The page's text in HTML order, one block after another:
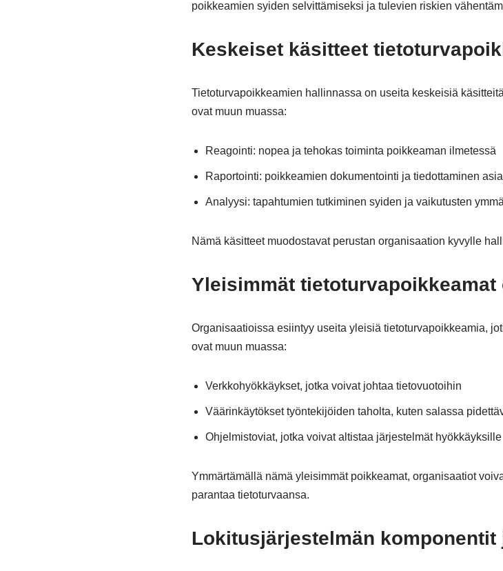
poikkeamien syiden selvittämiseksi ja tulevien riskien
Keskeiset käsitteet
Tietoturvapoikkeamien hallinnassa on useita keskeisiä
ovat muun muassa:
Reagointi: nopea ja tehokas toiminta poikkeaman ilmetessä
Raportointi: poikkeamien dokumentointi ja tiedottaminen
Analyysi: tapahtumien tutkiminen syiden ja vaikutusten
Nämä käsitteet muodostavat perustan organisaation kyvylle
Yleisimmät
Organisaatioissa esiintyy useita yleisiä tietoturvapoikkeamia,
ovat muun muassa:
Verkkohyökkäykset, jotka voivat johtaa tietovuotoihin
Väärinkäytökset työntekijöiden taholta, kuten salassa
Ohjelmistoviat, jotka voivat altistaa järjestelmät hyökkäyksille
Ymmärtämällä nämä yleisimmät poikkeamat, organisaatiot
parantaa tietoturvaansa.
Lokitusjärjestelmän